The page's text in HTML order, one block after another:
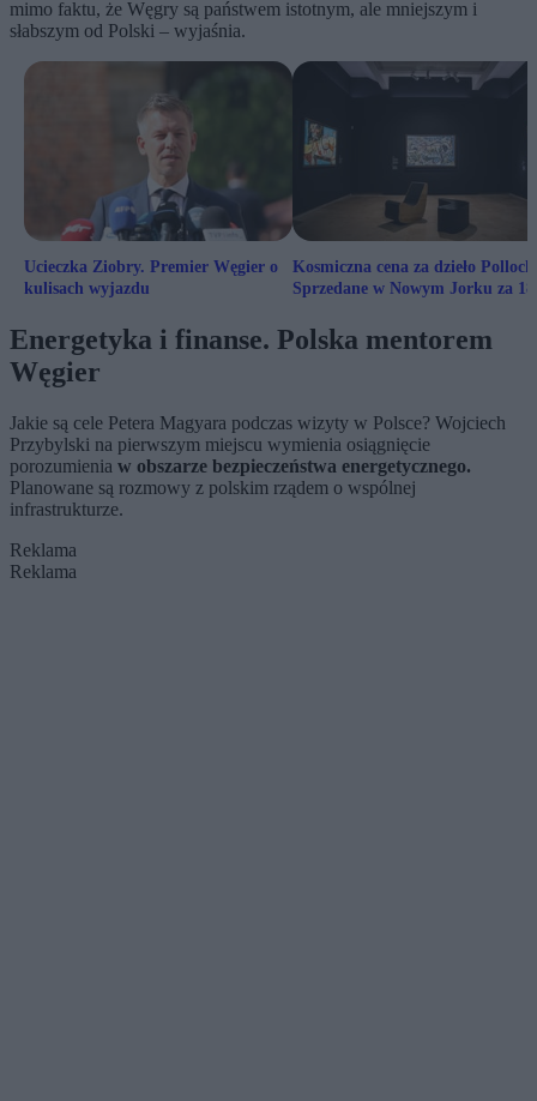
mimo faktu, że Węgry są państwem istotnym, ale mniejszym i
słabszym od Polski – wyjaśnia.
Ucieczka Ziobry. Premier Węgier o
kulisach wyjazdu
Kosmiczna cena za dzieło
Sprzedane w Nowym Jorku za
Energetyka i finanse. Polska mentorem
Węgier
Jakie są cele Petera Magyara podczas wizyty w Polsce? Wojciech
Przybylski na pierwszym miejscu wymienia osiągnięcie
porozumienia w obszarze bezpieczeństwa energetycznego.
Planowane są rozmowy z polskim rządem o wspólnej
infrastrukturze.
Reklama
Reklama